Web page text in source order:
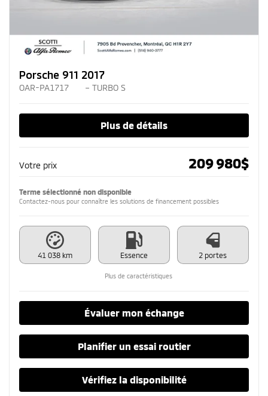
Porsche 911 2017
OAR-PA1717 – TURBO S
Plus de détails
Votre prix 209 980$
Terme sélectionné non disponible
Contactez-nous pour connaître les solutions de financement possibles
41 038 km Essence 2 portes
Plus de caractéristiques
Évaluer mon échange
Planifier un essai routier
Vérifiez la disponibilité